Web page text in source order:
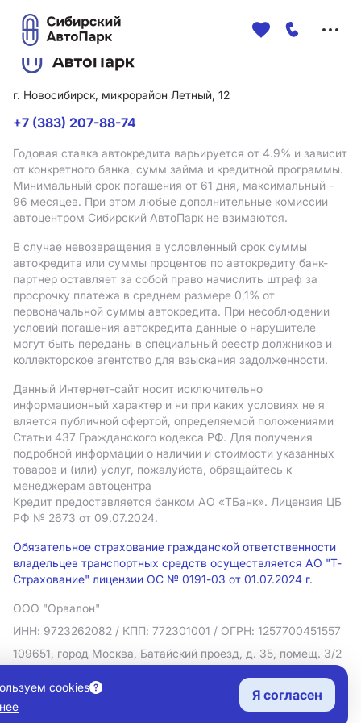
г. Новосибирск, микрорайон Летный, 12
+7 (383) 207-88-74
Годовая ставка автокредита варьируется от 4.9% и зависит
от конкретного банка, сумм займа и кредитной программы.
Минимальный срок погашения от 61 дня, максимальный -
96 месяцев. При этом любые дополнительные комиссии
автоцентром Сибирский АвтоПарк не взимаются.
В случае невозвращения в условленный срок суммы
автокредита или суммы процентов по автокредиту банк-
партнер оставляет за собой право начислить штраф за
просрочку платежа в среднем размере 0,1% от
первоначальной суммы автокредита. При несоблюдении
условий погашения автокредита данные о нарушителе
могут быть переданы в специальный реестр должников и
коллекторское агентство для взыскания задолженности.
Данный Интернет-сайт носит исключительно
информационный характер и ни при каких условиях не я
вляется публичной офертой, определяемой положениями
Статьи 437 Гражданского кодекса РФ. Для получения
подробной информации о наличии и стоимости указанных
товаров и (или) услуг, пожалуйста, обращайтесь к
менеджерам автоцентра
Кредит предоставляется банком АO «ТБанк». Лицензия ЦБ
РФ № 2673 от 09.07.2024.
Обязательное страхование гражданской ответственности
владельцев транспортных средств осуществляется АО "Т-
Страхование" лицензии ОС № 0191-03 от 01.07.2024 г.
ООО "Орвалон"
ИНН: 9723262082 / КПП: 772301001 / ОГРН: 1257700451557
109651, город Москва, Батайский проезд, д. 35, помещ. 3/2
Политика в отношении обработки персональных данных
Согласие на рекламную рассылку
Правовая информация
cookies
Я согласен